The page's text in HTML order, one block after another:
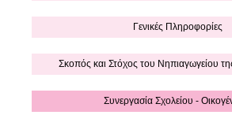
Γενικές Πληροφορίες
Σκοπός και Στόχος του Νηπιαγωγείου
Συνεργασία Σχολείου -